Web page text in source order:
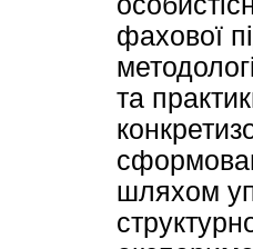
фахової
та
шляхом